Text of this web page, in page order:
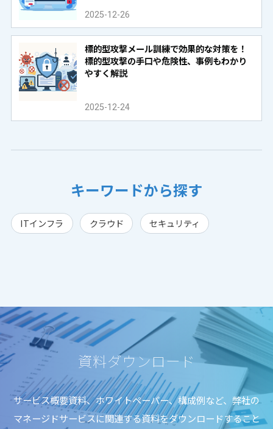
2025-12-26
標的型攻撃メール訓練で効果的な対策を！
標的型攻撃の手口や危険性、事例もわかり
やすく解説
2025-12-24
キーワードから探す
ITインフラ クラウド セキュリティ
資料ダウンロード
サービス概要資料、ホワイトペーパー、構成例など、弊社の
マネージドサービスに関連する資料をダウンロードすること